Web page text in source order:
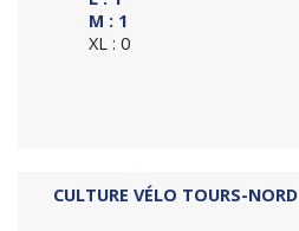
M : 1
XL : 0
CULTURE VÉLO TOURS-NORD